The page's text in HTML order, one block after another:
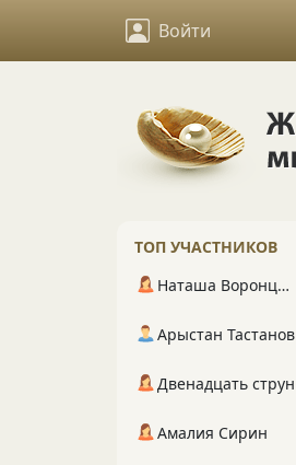
Войти
ТОП УЧАСТНИКОВ
Наташа Воронцова
Арыстан Тастанов
Двенадцать струн
Амалия Сирин